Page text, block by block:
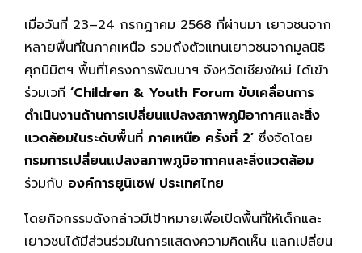
เมื่อวันที่ 23–24 กรกฎาคม 2568 ที่ผ่านมา เยาวชนจาก
หลายพื้นที่ในภาคเหนือ รวมถึงตัวแทนเยาวชนจากมูลนิธิ
ศุภนิมิตฯ พื้นที่โครงการพัฒนาฯ จังหวัดเชียงใหม่ ได้เข้า
ร่วมเวที ‘Children & Youth Forum ขับเคลื่อนการ
ดำเนินงานด้านการเปลี่ยนแปลงสภาพภูมิอากาศและสิ่ง
แวดล้อมในระดับพื้นที่ ภาคเหนือ ครั้งที่ 2’ ซึ่งจัดโดย
กรมการเปลี่ยนแปลงสภาพภูมิอากาศและสิ่งแวดล้อม
ร่วมกับ องค์การยูนิเซฟ ประเทศไทย
โดยกิจกรรมดังกล่าวมีเป้าหมายเพื่อเปิดพื้นที่ให้เด็กและ
เยาวชนได้มีส่วนร่วมในการแสดงความคิดเห็น แลกเปลี่ยน